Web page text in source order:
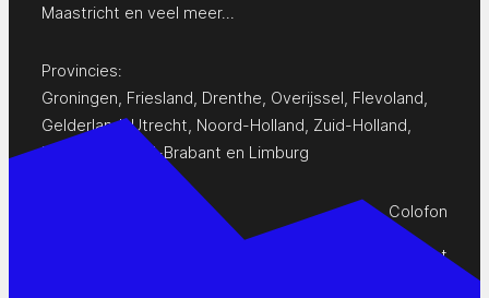
Maastricht en veel meer…
Provincies:
Groningen, Friesland, Drenthe, Overijssel, Flevoland,
Gelderland,Utrecht, Noord-Holland, Zuid-Holland,
Zeeland
Noord-Brabant en Limburg
Colofon
Privacy Statement